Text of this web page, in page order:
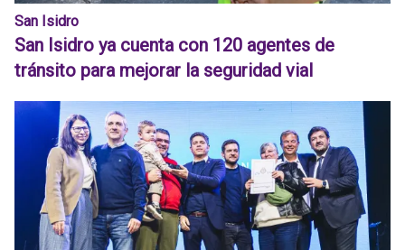
San Isidro
San Isidro ya cuenta con 120 agentes de
tránsito para mejorar la seguridad vial